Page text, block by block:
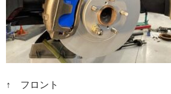
↑ フロント